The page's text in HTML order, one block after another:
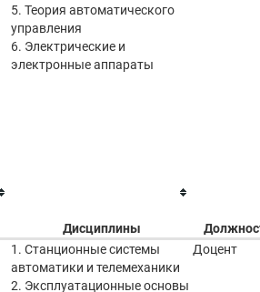
5. Теория автоматического
управления
6. Электрические и
электронные аппараты
Дисциплины
1. Станционные системы
автоматики и телемеханики
2. Эксплуатационные основы
Доцент